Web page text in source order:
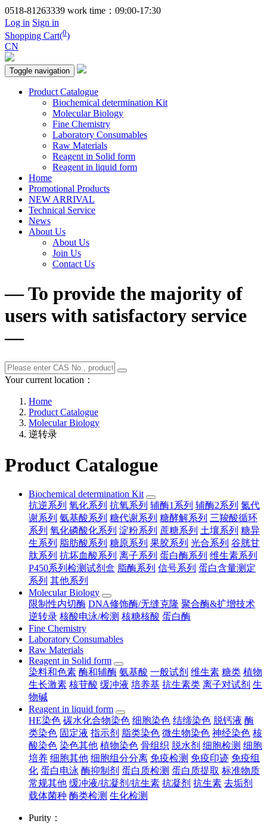
0518-81263339 work time：09:00-17:30
Log in Sign in
Shopping Cart(0)
CN
Toggle navigation
Product Catalogue
Biochemical determination Kit
Molecular Biology
Fine Chemistry
Laboratory Consumables
Raw Materials
Reagent in Solid form
Reagent in liquid form
Home
Promotional Products
NEW ARRIVAL
Technical Service
News
About Us
About Us
Join Us
Contact Us
— To provide the majority of
users with satisfactory service
—
Your current location：
Home
Product Catalogue
Molecular Biology
逆转录
Product Catalogue
Biochemical determination Kit
抗逆系列 氧化系列 抗氧系列 辅酶1系列 辅酶2系列 氮代
谢系列 氨基酸系列 糖代谢系列 糖酵解系列 三羧酸循环
系列 氧化磷酸化系列 淀粉系列 蔗糖系列 土壤系列 糖异
生系列
脂肪酸系列 糖原系列 果胶系列 光合系列 谷胱甘
肽系列 抗坏血酸系列 离子系列 蛋白酶系列 维生素系列
P450系列检测试剂盒 脂酶系列 信号系列 蛋白含量测定
系列 其他系列
Molecular Biology
限制性内切酶 DNA修饰酶/无缝克隆 聚合酶&扩增技术
逆转录 核酸电泳/检测 核糖核酸 蛋白酶
Fine Chemistry
Laboratory Consumables
Raw Materials
Reagent in Solid form
染料和色素 酶和辅酶 氨基酸 一般试剂 维生素 糖类 植物
生长激素 核苷酸 缓冲液 培养基 抗生素类 离子对试剂 生
物碱
Reagent in liquid form
HE染色 碳水化合物染色 细胞染色 结缔染色 脱钙液 酶
类染色 固定液 指示剂 脂类染色 微生物染色 神经染色 核
酸染色 染色其他 植物染色 骨组织 脱水剂 细胞检测 细胞
培养 细胞其他 细胞组分分离 免疫检测 免疫印迹 免疫组
化 蛋白电泳 酶抑制剂 蛋白质检测 蛋白质提取 标准物质
常规其他 缓冲液/抗凝剂/抗生素 抗凝剂 抗生素 去垢剂
载体菌种 酶类检测 生化检测
Purity：